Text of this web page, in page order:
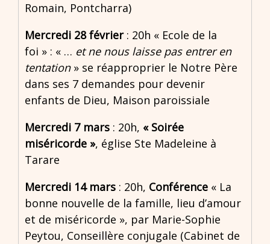
Romain, Pontcharra)
Mercredi 28 février: 20h « Ecole de la
foi » : « … et ne nous laisse pas entrer en
tentation» se réapproprier le Notre Père
dans ses 7 demandes pour devenir
enfants de Dieu, Maison paroissiale
Mercredi 7 mars : 20h, « Soirée
miséricorde », église Ste Madeleine à
Tarare
Mercredi 14 mars : 20h, Conférence « La
bonne nouvelle de la famille, lieu d’amour
et de miséricorde », par Marie-Sophie
Peytou, Conseillère conjugale (Cabinet de